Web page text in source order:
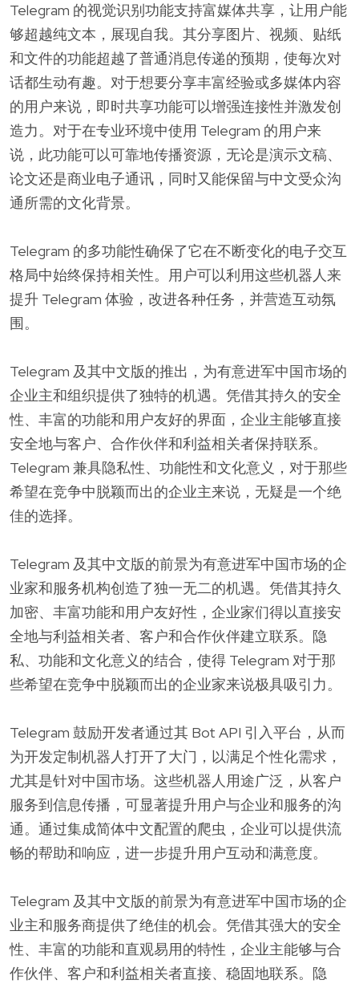
Telegram 的视觉识别功能支持富媒体共享，让用户能
够超越纯文本，展现自我。其分享图片、视频、贴纸
和文件的功能超越了普通消息传递的预期，使每次对
话都生动有趣。对于想要分享丰富经验或多媒体内容
的用户来说，即时共享功能可以增强连接性并激发创
造力。对于在专业环境中使用 Telegram 的用户来
说，此功能可以可靠地传播资源，无论是演示文稿、
论文还是商业电子通讯，同时又能保留与中文受众沟
通所需的文化背景。
Telegram 的多功能性确保了它在不断变化的电子交互
格局中始终保持相关性。用户可以利用这些机器人来
提升 Telegram 体验，改进各种任务，并营造互动氛
围。
Telegram 及其中文版的推出，为有意进军中国市场的
企业主和组织提供了独特的机遇。凭借其持久的安全
性、丰富的功能和用户友好的界面，企业主能够直接
安全地与客户、合作伙伴和利益相关者保持联系。
Telegram 兼具隐私性、功能性和文化意义，对于那些
希望在竞争中脱颖而出的企业主来说，无疑是一个绝
佳的选择。
Telegram 及其中文版的前景为有意进军中国市场的企
业家和服务机构创造了独一无二的机遇。凭借其持久
加密、丰富功能和用户友好性，企业家们得以直接安
全地与利益相关者、客户和合作伙伴建立联系。隐
私、功能和文化意义的结合，使得 Telegram 对于那
些希望在竞争中脱颖而出的企业家来说极具吸引力。
Telegram 鼓励开发者通过其 Bot API 引入平台，从而
为开发定制机器人打开了大门，以满足个性化需求，
尤其是针对中国市场。这些机器人用途广泛，从客户
服务到信息传播，可显著提升用户与企业和服务的沟
通。通过集成简体中文配置的爬虫，企业可以提供流
畅的帮助和响应，进一步提升用户互动和满意度。
Telegram 及其中文版的前景为有意进军中国市场的企
业主和服务商提供了绝佳的机会。凭借其强大的安全
性、丰富的功能和直观易用的特性，企业主能够与合
作伙伴、客户和利益相关者直接、稳固地联系。隐